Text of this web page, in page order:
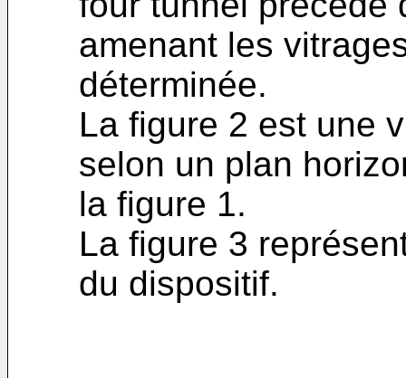
amenant les
déterminée.
La figure 2 est une
selon un plan
la figure 1.
La figure 3
du dispositif.